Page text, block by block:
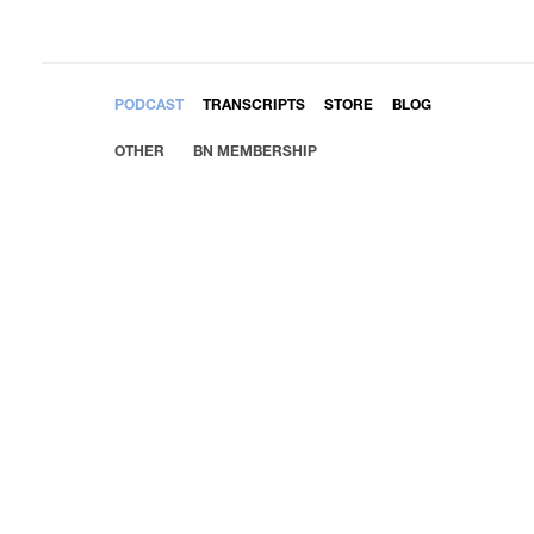
PODCAST TRANSCRIPTS STORE BLOG
OTHER BN MEMBERSHIP